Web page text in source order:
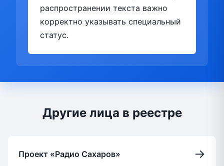
распространении текста важно
корректно указывать специальный
статус.
Другие лица в реестре
Проект «Радио Сахаров» →